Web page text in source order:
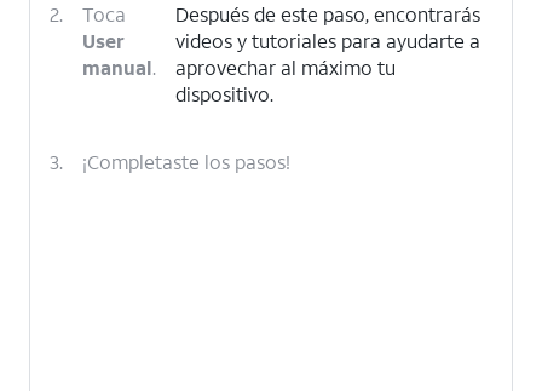
2.
Toca
User
manual.
Después de este paso, encontrarás
videos y tutoriales para ayudarte a
aprovechar al máximo tu
dispositivo.
3. ¡Completaste los pasos!